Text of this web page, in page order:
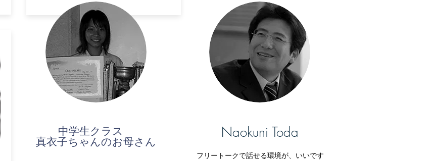
中学生クラス
真衣子ちゃんのお母さん
Naokuni Toda
フリートークで話せる環境が、いいです